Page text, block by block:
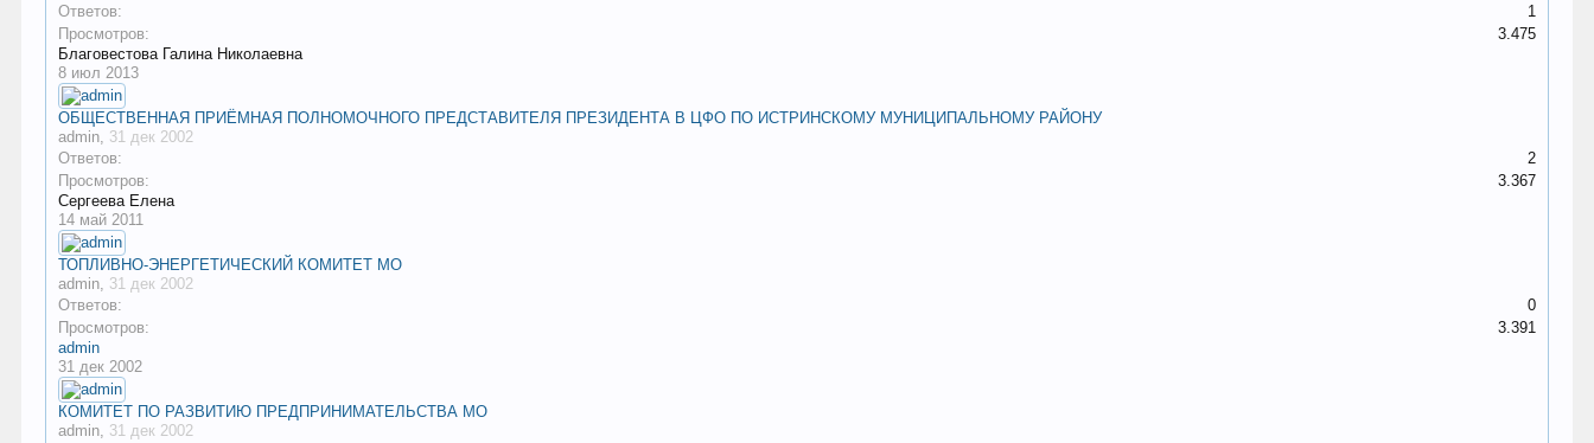
Ответов:
1
Просмотров:
3.475
Благовестова Галина Николаевна
8 июл 2013
ОБЩЕСТВЕННАЯ ПРИЁМНАЯ ПОЛНОМОЧНОГО ПРЕДСТАВИТЕЛЯ ПРЕЗИДЕНТА В ЦФО ПО ИСТРИНСКОМУ МУНИЦИПАЛЬНОМУ РАЙОНУ
admin, 31 дек 2002
Ответов:
2
Просмотров:
3.367
Сергеева Елена
14 май 2011
ТОПЛИВНО-ЭНЕРГЕТИЧЕСКИЙ КОМИТЕТ МО
admin, 31 дек 2002
Ответов:
0
Просмотров:
3.391
admin
31 дек 2002
КОМИТЕТ ПО РАЗВИТИЮ ПРЕДПРИНИМАТЕЛЬСТВА МО
admin, 31 дек 2002